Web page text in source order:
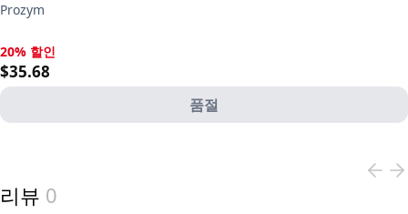
Prozym
20% 할인, $35.68
20% 할인
$35.68
품절
리뷰 0